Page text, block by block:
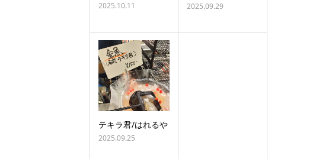
2025.10.11 2025.09.29
テキラ君/はれるや
2025.09.25